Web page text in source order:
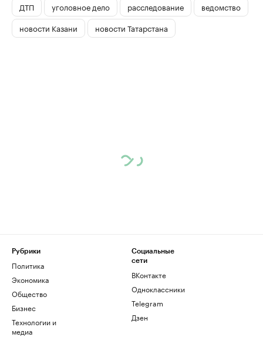
ДТП уголовное дело расследование
ведомство
новости Казани
новости Татарстана
Рубрики
Политика
Экономика
Общество
Бизнес
Технологии и
медиа
Социальные
сети
ВКонтакте
Одноклассники
Telegram
Дзен